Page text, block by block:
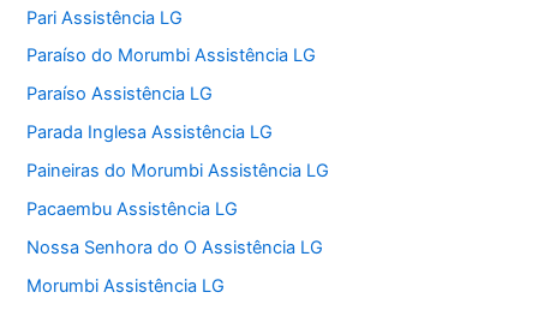
Pari Assistência LG
Paraíso do Morumbi Assistência LG
Paraíso Assistência LG
Parada Inglesa Assistência LG
Paineiras do Morumbi Assistência LG
Pacaembu Assistência LG
Nossa Senhora do O Assistência LG
Morumbi Assistência LG